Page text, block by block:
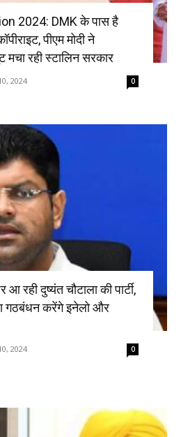
2024: DMK के पास है
पीएम मोदी ने
रही स्टालिन सरकार
2024 0
रही दुष्यंत चौटाला की पार्टी,
गठबंधन करेंगे इनेलो और
2024 0